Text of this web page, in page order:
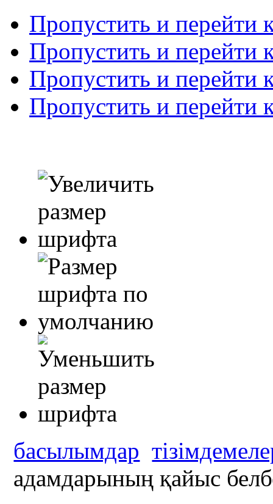
Пропустить и перейти
Пропустить и перейти
Пропустить и перейти
Пропустить и перейти
басылымдар
адамдарының қайыс